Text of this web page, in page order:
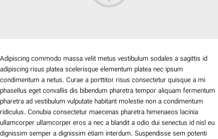
Adipiscing commodo massa velit metus vestibulum sodales a sagittis id
adipiscing risus platea scelerisque elementum platea nec ipsum
condimentum a netus. Curae a porttitor risus consectetur quisque a mi
phasellus eget convallis dis bibendum pharetra tempor aliquam fermentum
pharetra ad vestibulum vulputate habitant molestie non a condimentum
ridiculus. Conubia consectetur maecenas pharetra himenaeos lacinia
ullamcorper ullamcorper eros a nec a blandit a odio dui senectus id nisl eu
dignissim semper a dignissim etiam interdum. Suspendisse sem potenti